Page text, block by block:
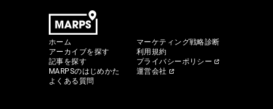
ホーム
アーカイブを探す
記事を探す
MARPSのはじめかた
よくある質問
マーケティング戦略診断
利用規約
プライバシーポリシー
運営会社